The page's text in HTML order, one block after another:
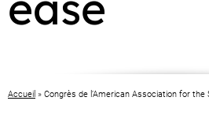
Accueil » Congrès de l’American Association for the